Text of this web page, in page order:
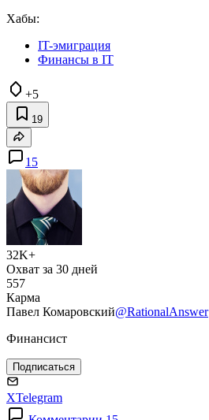
Хабы:
IT-эмиграция
Финансы в IT
+5
19
15
32K+
Охват за 30 дней
557
Карма
Павел Комаровский@RationalAnswer
Финансист
Подписаться
XTelegram